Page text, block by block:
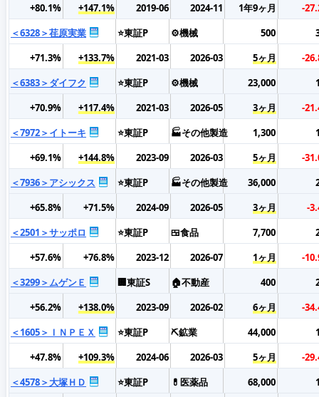
+80.1%
+147.1% 2019-06 2024-11 1年9ヶ月
-
＜6328＞荏原実業
⭐東証P ⚙️機械 500
+71.3%
+133.7% 2021-03 2026-03 5ヶ月
-
＜6383＞ダイフク
⭐東証P ⚙️機械 23,000
+70.9%
+117.4% 2021-03 2026-05 3ヶ月
-
＜7972＞イトーキ
⭐東証P 🏭その他製造 1,300
+69.1%
+144.8% 2023-09 2026-03 5ヶ月
-
＜7936＞アシックス
⭐東証P 🏭その他製造 36,000
+65.8%
+71.5% 2024-09 2026-05 3ヶ月
-
＜2501＞サッポロ
⭐東証P 🍱食品 7,700
+57.6%
+76.8% 2023-12 2026-07 1ヶ月
-
＜3299＞ムゲンＥ
🏢東証S 🏠不動産 400
+56.2%
+138.0% 2023-09 2026-02 6ヶ月
-
＜1605＞ＩＮＰＥＸ
⭐東証P ⛏️鉱業 44,000
+47.8%
+109.3% 2024-06 2026-03 5ヶ月
-
＜4578＞大塚ＨＤ
⭐東証P 💊医薬品 68,000